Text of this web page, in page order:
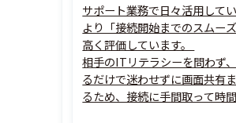
サポート業務で日々活用して
より「接続開始までのスムー
高く評価しています。
相手のITリテラシーを問わず
るだけで迷わせずに画面共有
るため、接続に手間取って時